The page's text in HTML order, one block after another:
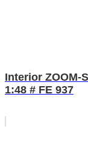
Interior ZOOM-
1:48 # FE 937